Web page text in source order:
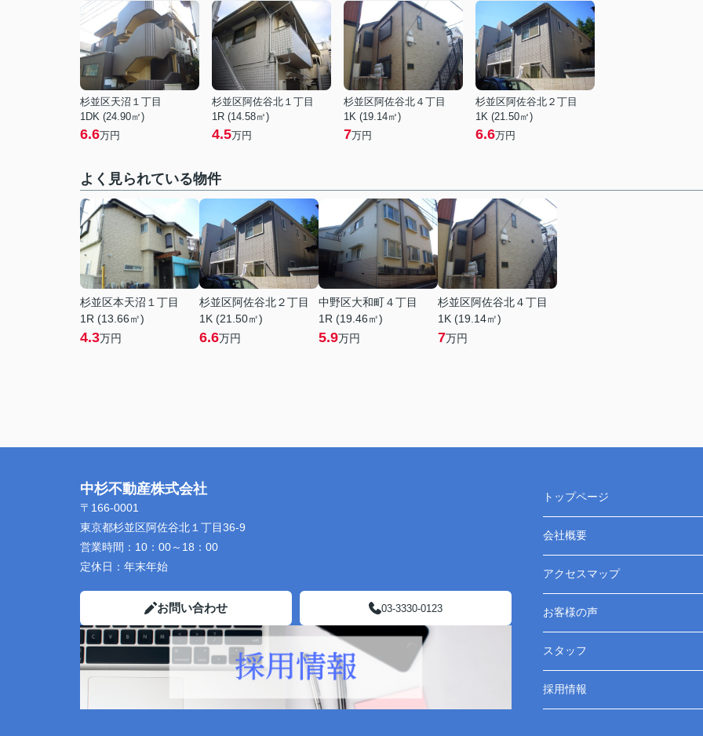
杉並区天沼１丁目
1DK (24.90㎡)
6.6万円
杉並区阿佐谷北１丁目
1R (14.58㎡)
4.5万円
杉並区阿佐谷北４丁目
1K (19.14㎡)
7万円
杉並区阿佐谷北２丁目
1K (21.50㎡)
6.6万円
よく見られている物件
杉並区本天沼１丁目
1R (13.66㎡)
4.3万円
杉並区阿佐谷北２丁目
1K (21.50㎡)
6.6万円
中野区大和町４丁目
1R (19.46㎡)
5.9万円
杉並区阿佐谷北４丁目
1K (19.14㎡)
7万円
中杉不動産株式会社
〒166-0001
東京都杉並区阿佐谷北１丁目36-9
営業時間： 10：00～18：00
定休日： 年末年始
お問い合わせ 03-3330-0123
トップページ
会社概要
アクセスマップ
お客様の声
スタッフ
採用情報